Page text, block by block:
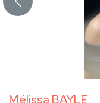
Mélissa BAYLE